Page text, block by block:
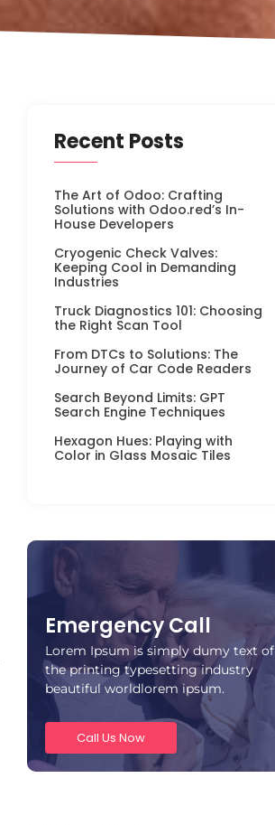
Recent Posts
The Art of Odoo: Crafting
Solutions with Odoo.red’s In-
House Developers
Cryogenic Check Valves:
Keeping Cool in Demanding
Industries
Truck Diagnostics 101: Choosing
the Right Scan Tool
From DTCs to Solutions: The
Journey of Car Code Readers
Search Beyond Limits: GPT
Search Engine Techniques
Hexagon Hues: Playing with
Color in Glass Mosaic Tiles
Emergency Call
Lorem Ipsum is simply dumy text of
the printing typesetting industry
beautiful worldlorem ipsum.
Call Us Now